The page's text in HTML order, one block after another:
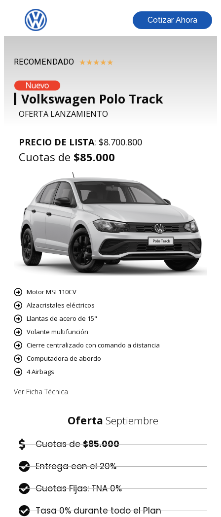
Cotizar Ahora
RECOMENDADO ★★★★★
Volkswagen Polo Track
OFERTA LANZAMIENTO
PRECIO DE LISTA: $8.700.800
Cuotas de $85.000​
Motor MSI 110CV
Alzacristales eléctricos
Llantas de acero de 15"
Volante multifunción
Cierre centralizado con comando a distancia
Computadora de abordo
4 Airbags
Ver Ficha Técnica
Oferta Septiembre
Cuotas de$85.000
Entrega con el 20%
Cuotas Fijas: TNA 0%
Tasa 0% durante todo el Plan